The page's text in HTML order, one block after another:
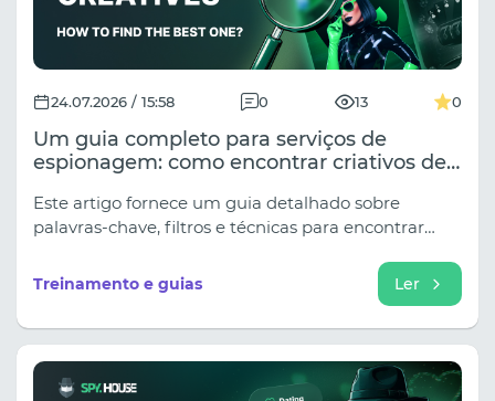
24.07.2026 / 15:58 0 13 0
Um guia completo para serviços de
espionagem: como encontrar criativos de
qualquer plataforma.
Este artigo fornece um guia detalhado sobre
palavras-chave, filtros e técnicas para encontrar
as principais fontes.
Treinamento e guias Ler